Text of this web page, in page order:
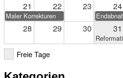
21 22 23 24
Maler Korrekturen
28 29 30 31
Freie Tage